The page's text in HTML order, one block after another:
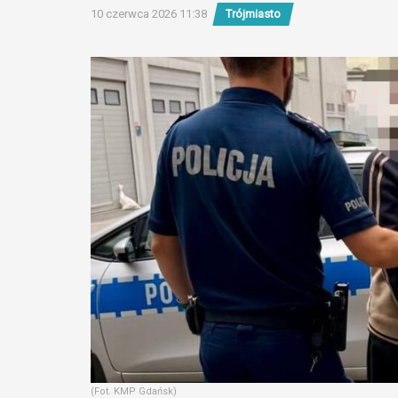
10 czerwca 2026 11:38 Trójmiasto
(Fot. KMP Gdańsk)